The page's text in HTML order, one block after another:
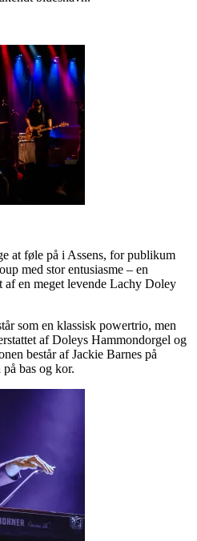
at føle på i Assens, for publikum
med stor entusiasme – en
af en meget levende Lachy Doley
som en klassisk powertrio, men
af Doleys Hammondorgel og
består af Jackie Barnes på
bas og kor.